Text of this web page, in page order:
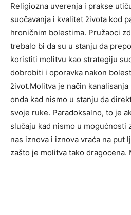
Religiozna uverenja i prakse
suočavanja i kvalitet života kod
hroničnim bolestima. Pružaoci
trebalo bi da su u stanju da
koristiti molitvu kao strategiju
dobrobiti i oporavka nakon
život.Molitva je način
onda kad nismo u stanju da
svoje ruke. Paradoksalno, to je
slučaju kad nismo u mogućnosti
nas iznova i iznova vraća na put
zašto je molitva tako dragocena.